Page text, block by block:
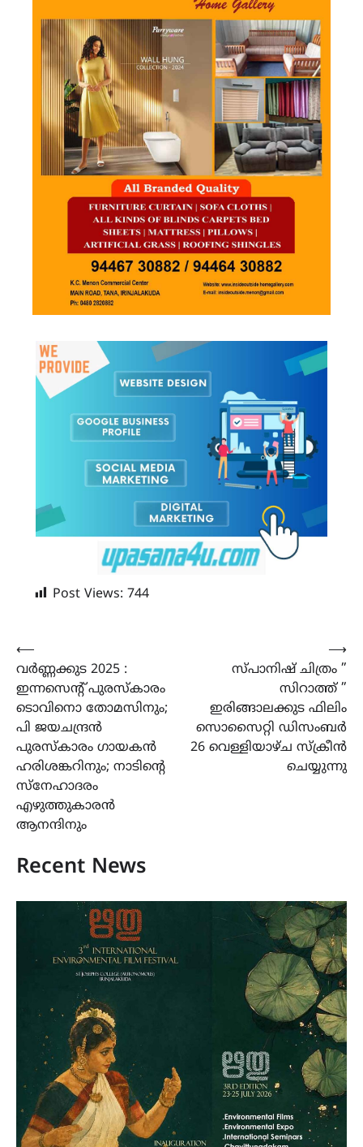
Post Views: 744
Post
navigation
⟵
വർണ്ണക്കുട 2025 :
ഇന്നസെൻ്റ് പുരസ്‌കാരം
ടൊവിനൊ തോമസിനും;
പി ജയചന്ദ്രൻ
പുരസ്കാരം ഗായകൻ
ഹരിശങ്കറിനും; നാടിന്റെ
സ്നേഹാദരം
എഴുത്തുകാരൻ
ആനന്ദിനും
സ്പാനിഷ് ചിത്രം ”
സിറാത്ത് ”
ഇരിങ്ങാലക്കുട ഫിലിം
സൊസൈറ്റി ഡിസംബർ
26 വെള്ളിയാഴ്ച സ്ക്രീൻ
ചെയ്യുന്നു
⟶
Recent News